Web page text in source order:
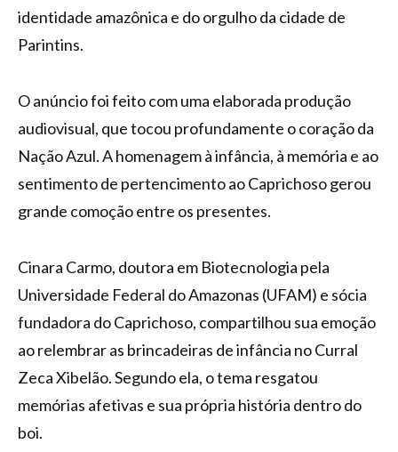
identidade amazônica e do orgulho da cidade de
Parintins.
O anúncio foi feito com uma elaborada produção
audiovisual, que tocou profundamente o coração da
Nação Azul. A homenagem à infância, à memória e ao
sentimento de pertencimento ao Caprichoso gerou
grande comoção entre os presentes.
Cinara Carmo, doutora em Biotecnologia pela
Universidade Federal do Amazonas (UFAM) e sócia
fundadora do Caprichoso, compartilhou sua emoção
ao relembrar as brincadeiras de infância no Curral
Zeca Xibelão. Segundo ela, o tema resgatou
memórias afetivas e sua própria história dentro do
boi.